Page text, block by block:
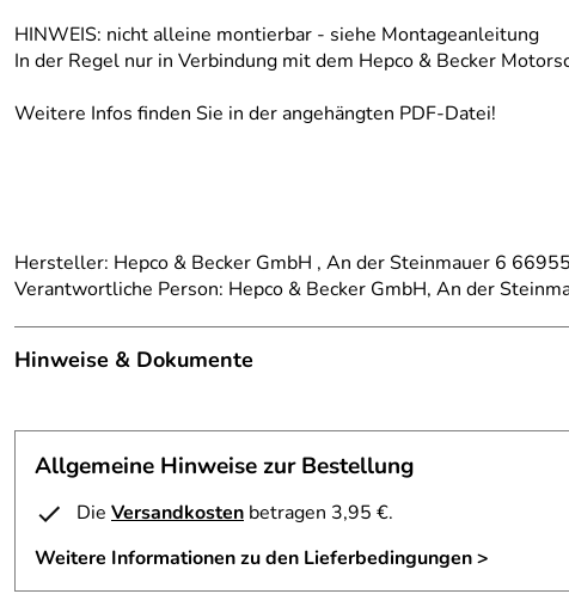
HINWEIS: nicht alleine montierbar - siehe Montageanleitung
In der Regel nur in Verbindung mit dem Hepco & Becker
Weitere Infos finden Sie in der angehängten PDF-Datei!
Hersteller: Hepco & Becker GmbH , An der Steinmauer 6
Verantwortliche Person: Hepco & Becker GmbH, An der
Hinweise & Dokumente
Klicken Sie hier für weitere Informationen. (132kB)
Klicken Sie hier für weitere Informationen. (132kB)
Allgemeine Hinweise zur Bestellung
Die Versandkosten betragen 3,95 €.
Weitere Informationen zu den Lieferbedingungen >